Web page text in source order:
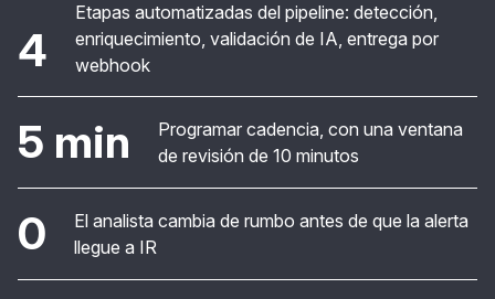
4
Etapas automatizadas del pipeline: detección,
enriquecimiento, validación de IA, entrega por
webhook
5 min
Programar cadencia, con una ventana
de revisión de 10 minutos
0
El analista cambia de rumbo antes de que la alerta
llegue a IR